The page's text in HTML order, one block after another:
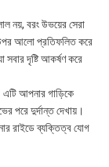
নয়, বরং উভয়ের সেরা
আলো প্রতিফলিত করে
দৃষ্টি আকর্ষণ করে
এটি আপনার গাড়িকে
পরে দুর্দান্ত দেখায়।
রাইডে ব্যক্তিত্ব যোগ